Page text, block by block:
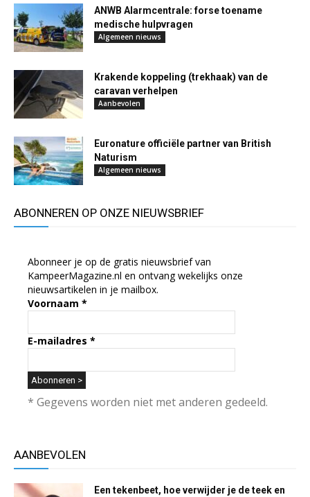
ANWB Alarmcentrale: forse toename
medische hulpvragen
Algemeen nieuws
Krakende koppeling (trekhaak) van de
caravan verhelpen
Aanbevolen
Euronature officiële partner van British
Naturism
Algemeen nieuws
ABONNEREN OP ONZE NIEUWSBRIEF
Abonneer je op de gratis nieuwsbrief van
KampeerMagazine.nl en ontvang wekelijks onze
nieuwsartikelen in je mailbox.
Voornaam *
E-mailadres *
* Gegevens worden niet met anderen gedeeld.
AANBEVOLEN
Een tekenbeet, hoe verwijder je de teek en